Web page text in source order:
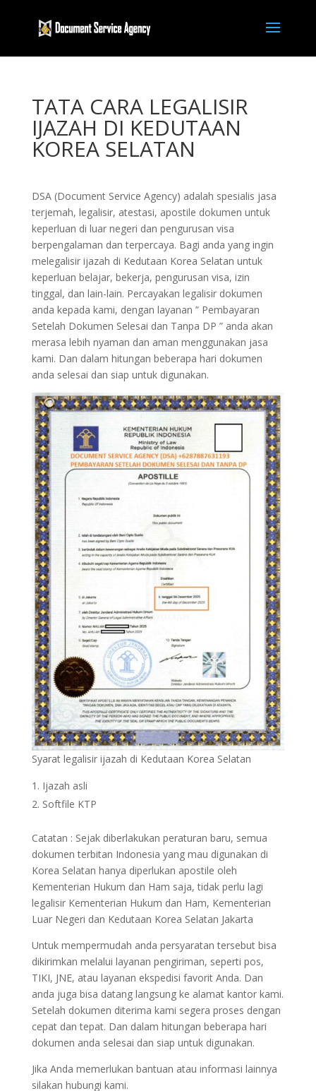
TATA CARA LEGALISIR
IJAZAH DI KEDUTAAN
KOREA SELATAN
DSA (Document Service Agency) adalah spesialis jasa
terjemah, legalisir, atestasi, apostile dokumen untuk
keperluan di luar negeri dan pengurusan visa
berpengalaman dan terpercaya. Bagi anda yang ingin
melegalisir ijazah di Kedutaan Korea Selatan untuk
keperluan belajar, bekerja, pengurusan visa, izin
tinggal, dan lain-lain. Percayakan legalisir dokumen
anda kepada kami, dengan layanan ” Pembayaran
Setelah Dokumen Selesai dan Tanpa DP ” anda akan
merasa lebih nyaman dan aman menggunakan jasa
kami. Dan dalam hitungan beberapa hari dokumen
anda selesai dan siap untuk digunakan.
Syarat legalisir ijazah di Kedutaan Korea Selatan
Ijazah asli
Softfile KTP
Catatan : Sejak diberlakukan peraturan baru, semua
dokumen terbitan Indonesia yang mau digunakan di
Korea Selatan hanya diperlukan apostile oleh
Kementerian Hukum dan Ham saja, tidak perlu lagi
legalisir Kementerian Hukum dan Ham, Kementerian
Luar Negeri dan Kedutaan Korea Selatan Jakarta
Untuk mempermudah anda persyaratan tersebut bisa
dikirimkan melalui layanan pengiriman, seperti pos,
TIKI, JNE, atau layanan ekspedisi favorit Anda. Dan
anda juga bisa datang langsung ke alamat kantor kami.
Setelah dokumen diterima kami segera proses dengan
cepat dan tepat. Dan dalam hitungan beberapa hari
dokumen anda selesai dan siap untuk digunakan.
Jika Anda memerlukan bantuan atau informasi lainnya
silakan hubungi kami.